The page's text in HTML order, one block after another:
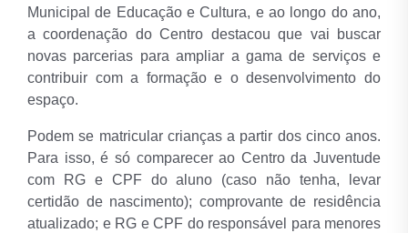
Municipal de Educação e Cultura, e ao longo do ano,
a coordenação do Centro destacou que vai buscar
novas parcerias para ampliar a gama de serviços e
contribuir com a formação e o desenvolvimento do
espaço.
Podem se matricular crianças a partir dos cinco anos.
Para isso, é só comparecer ao Centro da Juventude
com RG e CPF do aluno (caso não tenha, levar
certidão de nascimento); comprovante de residência
atualizado; e RG e CPF do responsável para menores